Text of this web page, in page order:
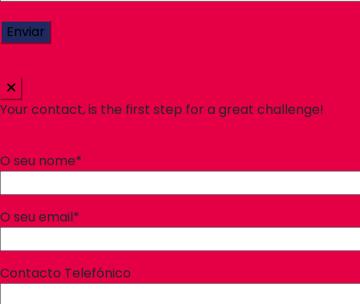
Your contact, is the first step for a great challenge!
O seu nome*
O seu email*
Contacto Telefónico